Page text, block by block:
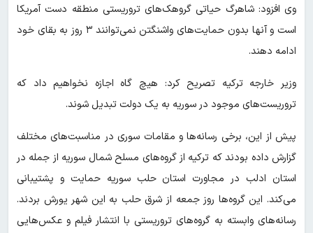
وی افزود: شاهرگ حیاتی گروهک‌های تروریستی منطقه دست آمریکا
است و آنها بدون حمایت‌های واشنگتن نمی‌توانند ۳ روز به بقای خود
ادامه دهند.
وزیر خارجه ترکیه تصریح کرد: هیچ گاه اجازه نخواهیم داد که
تروریست‌های موجود در سوریه به یک دولت تبدیل شوند.
پیش از این، برخی رسانه‌ها و مقامات سوری در مناسبت‌های مختلف
گزارش داده بودند که ترکیه از گروه‌های مسلح شمال سوریه از جمله در
استان ادلب در مجاورت استان حلب سوریه حمایت و پشتیبانی
می‌کند. این گروه‌ها روز جمعه از شرق حلب به این شهر یورش بردند.
رسانه‌های وابسته به گروه‌های تروریستی با انتشار فیلم و عکس‌هایی